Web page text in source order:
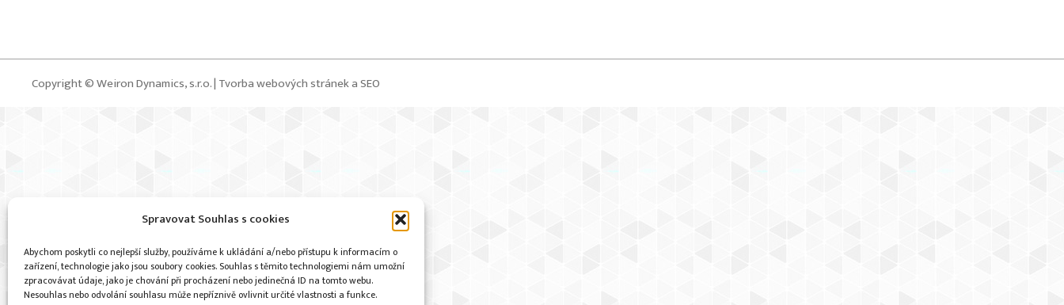
Spravovat Souhlas s cookies
Abychom poskytli co nejlepší služby, používáme k ukládání a/nebo přístupu k informacím o
zařízení, technologie jako jsou soubory cookies. Souhlas s těmito technologiemi nám umožní
zpracovávat údaje, jako je chování při procházení nebo jedinečná ID na tomto webu.
Nesouhlas nebo odvolání souhlasu může nepříznivě ovlivnit určité vlastnosti a funkce.
Copyright © Weiron Dynamics, s.r.o. | Tvorba webových stránekaSEO